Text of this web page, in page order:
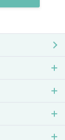
族
の